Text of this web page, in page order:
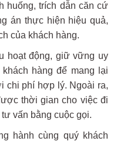
huống, trích dẫn căn cứ
án thực hiện hiệu quả,
của khách hàng.
hoạt động, giữ vững uy
hàng để mang lại
chi phí hợp lý. Ngoài ra,
thời gian cho việc đi
vấn bằng cuộc gọi.
hành cùng quý khách